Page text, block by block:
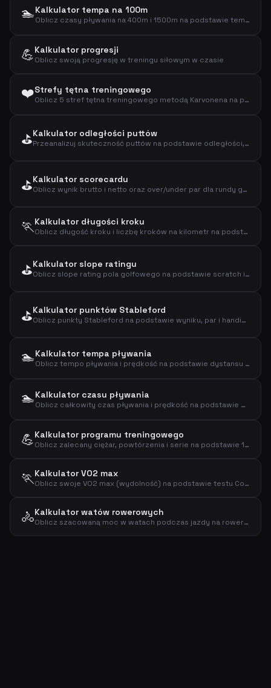
🏊Kalkulator tempa na 100m
Oblicz czasy pływania na 400m i 1500m na podstawie tempa na 100m
💪Kalkulator progresji
Oblicz swoją progresję w treningu siłowym w czasie
❤️Strefy tętna treningowego
Oblicz 5 stref tętna treningowego metodą Karvonena na podstawie wieku i tętna spoczynkowego
⛳Kalkulator odległości puttów
Przeanalizuj skuteczność puttów na podstawie odległości, liczby i trafień
⛳Kalkulator scorecardu
Oblicz wynik brutto i netto oraz over/under par dla rundy golfa
🏃Kalkulator długości kroku
Oblicz długość kroku i liczbę kroków na kilometr na podstawie wzrostu i płci
⛳Kalkulator slope ratingu
Oblicz slope rating pola golfowego na podstawie scratch i bogey ratingu
⛳Kalkulator punktów Stableford
Oblicz punkty Stableford na podstawie wyniku, par i handicapu
🏊Kalkulator tempa pływania
Oblicz tempo pływania i prędkość na podstawie dystansu i czasu
🏊Kalkulator czasu pływania
Oblicz całkowity czas pływania i prędkość na podstawie dystansu i tempa na 100m
💪Kalkulator programu treningowego
Oblicz zalecany ciężar, powtórzenia i serie na podstawie 1RM i celu treningowego
🏃Kalkulator VO2 max
Oblicz swoje VO2 max (wydolność) na podstawie testu Coopera
🚴Kalkulator watów rowerowych
Oblicz szacowaną moc w watach podczas jazdy na rowerze na podstawie wagi, prędkości i nachylenia